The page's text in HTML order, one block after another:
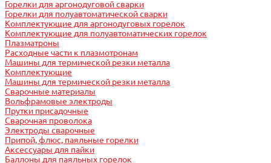
Горелки для аргонодуговой сварки
Горелки для полуавтоматической сварки
Комплектующие для аргонодуговых горелок
Комплектующие для полуавтоматических горелок
Плазматроны
Расходные части к плазмотронам
Машины для термической резки металла
Комплектующие
Машины для термической резки металла
Сварочные материалы
Вольфрамовые электроды
Прутки присадочные
Сварочная проволока
Электроды сварочные
Припой, флюс, паяльные горелки
Аксессуары для пайки
Баллоны для паяльных горелок